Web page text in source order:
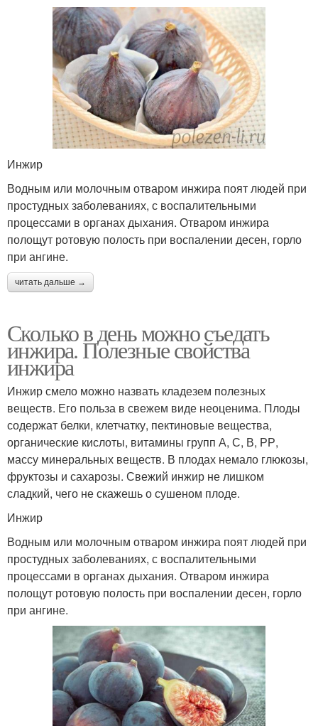
Инжир
Водным или молочным отваром инжира поят людей при
простудных заболеваниях, с воспалительными
процессами в органах дыхания. Отваром инжира
полощут ротовую полость при воспалении десен, горло
при ангине.
читать дальше →
Сколько в день можно съедать
инжира. Полезные свойства
инжира
Инжир смело можно назвать кладезем полезных
веществ. Его польза в свежем виде неоценима. Плоды
содержат белки, клетчатку, пектиновые вещества,
органические кислоты, витамины групп А, С, В, РР,
массу минеральных веществ. В плодах немало глюкозы,
фруктозы и сахарозы. Свежий инжир не лишком
сладкий, чего не скажешь о сушеном плоде.
Инжир
Водным или молочным отваром инжира поят людей при
простудных заболеваниях, с воспалительными
процессами в органах дыхания. Отваром инжира
полощут ротовую полость при воспалении десен, горло
при ангине.